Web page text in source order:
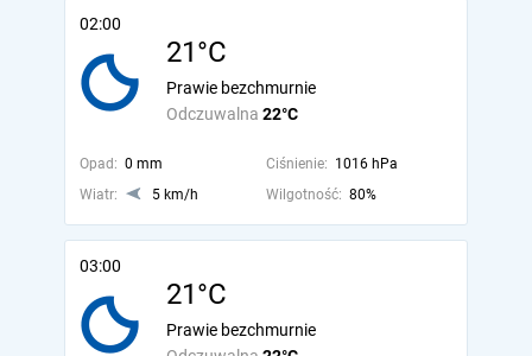
02:00
21°C
Odczuwalna 22°C
Prawie bezchmurnie
Opad: 0 mm Ciśnienie: 1016 hPa
Wiatr:
5 km/h Wilgotność: 80%
03:00
21°C
Prawie bezchmurnie